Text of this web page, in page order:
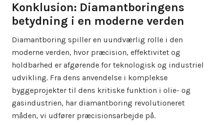
Konklusion: Diamantboringens
betydning i en moderne verden
Diamantboring spiller en uundværlig rolle i den
moderne verden, hvor præcision, effektivitet og
holdbarhed er afgørende for teknologisk og industriel
udvikling. Fra dens anvendelse i komplekse
byggeprojekter til dens kritiske funktion i olie- og
gasindustrien, har diamantboring revolutioneret
måden, vi udfører præcisionsarbejde på.